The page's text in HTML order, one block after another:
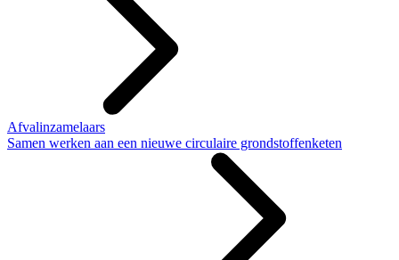
Afvalinzamelaars
Samen werken aan een nieuwe circulaire grondstoffenketen